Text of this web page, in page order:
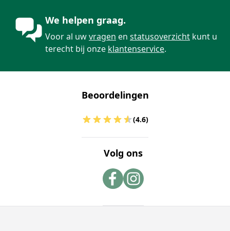
We helpen graag.
Voor al uwvragen en statusoverzicht kunt u
terecht bij onze klantenservice.
Beoordelingen
(4.6)
Volg ons